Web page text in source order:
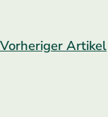
Vorheriger Artikel